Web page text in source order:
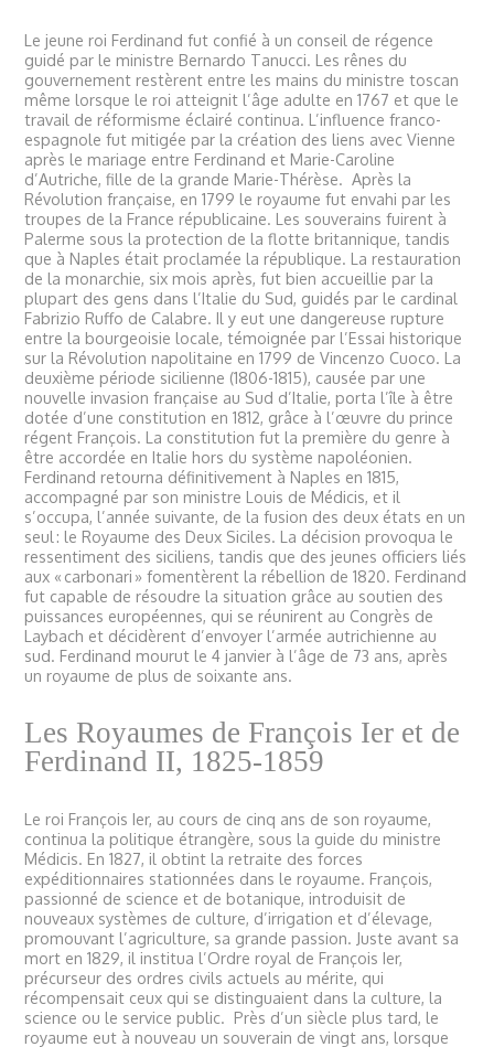
Le jeune roi Ferdinand fut confié à un conseil de régence
guidé par le ministre Bernardo Tanucci. Les rênes du
gouvernement restèrent entre les mains du ministre toscan
même lorsque le roi atteignit l’âge adulte en 1767 et que le
travail de réformisme éclairé continua. L’influence franco-
espagnole fut mitigée par la création des liens avec Vienne
après le mariage entre Ferdinand et Marie-Caroline
d’Autriche, fille de la grande Marie-Thérèse. Après la
Révolution française, en 1799 le royaume fut envahi par les
troupes de la France républicaine. Les souverains fuirent à
Palerme sous la protection de la flotte britannique, tandis
que à Naples était proclamée la république. La restauration
de la monarchie, six mois après, fut bien accueillie par la
plupart des gens dans l’Italie du Sud, guidés par le cardinal
Fabrizio Ruffo de Calabre. Il y eut une dangereuse rupture
entre la bourgeoisie locale, témoignée par l’Essai historique
sur la Révolution napolitaine en 1799 de Vincenzo Cuoco. La
deuxième période sicilienne (1806-1815), causée par une
nouvelle invasion française au Sud d’Italie, porta l’île à être
dotée d’une constitution en 1812, grâce à l’œuvre du prince
régent François. La constitution fut la première du genre à
être accordée en Italie hors du système napoléonien.
Ferdinand retourna définitivement à Naples en 1815,
accompagné par son ministre Louis de Médicis, et il
s’occupa, l’année suivante, de la fusion des deux états en un
seul : le Royaume des Deux Siciles. La décision provoqua le
ressentiment des siciliens, tandis que des jeunes officiers liés
aux « carbonari » fomentèrent la rébellion de 1820. Ferdinand
fut capable de résoudre la situation grâce au soutien des
puissances européennes, qui se réunirent au Congrès de
Laybach et décidèrent d’envoyer l’armée autrichienne au
sud. Ferdinand mourut le 4 janvier à l’âge de 73 ans, après
un royaume de plus de soixante ans.
Les Royaumes de François Ier et de
Ferdinand II, 1825-1859
Le roi François Ier, au cours de cinq ans de son royaume,
continua la politique étrangère, sous la guide du ministre
Médicis. En 1827, il obtint la retraite des forces
expéditionnaires stationnées dans le royaume. François,
passionné de science et de botanique, introduisit de
nouveaux systèmes de culture, d’irrigation et d’élevage,
promouvant l’agriculture, sa grande passion. Juste avant sa
mort en 1829, il institua l’Ordre royal de François Ier,
précurseur des ordres civils actuels au mérite, qui
récompensait ceux qui se distinguaient dans la culture, la
science ou le service public. Près d’un siècle plus tard, le
royaume eut à nouveau un souverain de vingt ans, lorsque